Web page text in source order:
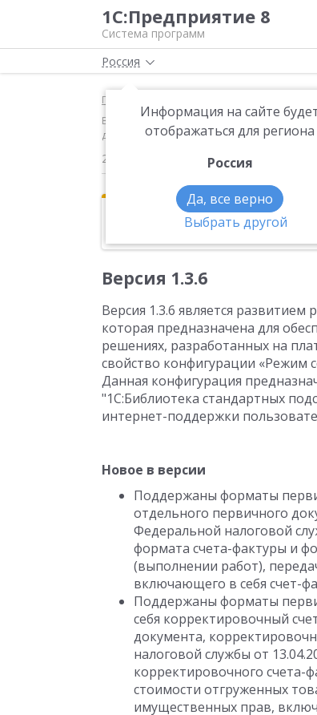
1С:Предприятие 8
Система программ
Россия
Информация на сайте
отображаться для региона
Россия
Да, все верно
Выбрать другой
Главная
Версия 1.3.6 Версия 1.3.6 является
документами в прикладных решениях,
29.09.2017
Эта новость находится в
Версия 1.3.6
Версия 1.3.6 является
которая предназначена для
решениях, разработанных на
свойство конфигурации «Режим
Данная конфигурация
"1С:Библиотека стандартных
интернет-поддержки
Новое в версии
Поддержаны форматы
отдельного первичного
Федеральной налоговой
формата счета-фактуры и
(выполнении работ),
включающего в себя счет-
Поддержаны форматы
себя корректировочный
документа,
налоговой службы от
корректировочного счета-
стоимости отгруженных
имущественных прав,